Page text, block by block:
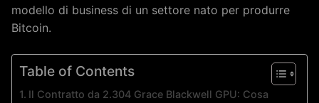
modello di business di un settore nato per produrre
Bitcoin.
Table of Contents
Il Contratto da 2.304 Grace Blackwell GPU: Cosa